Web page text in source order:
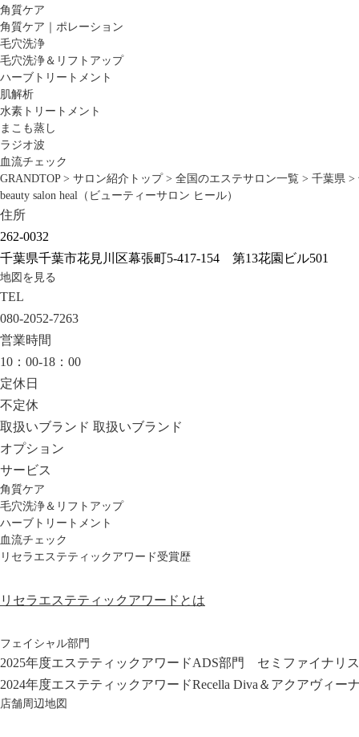
角質ケア
角質ケア｜ポレーション
毛穴洗浄
毛穴洗浄＆リフトアップ
ハーブトリートメント
肌解析
水素トリートメント
まこも蒸し
ラジオ波
血流チェック
GRANDTOP > サロン紹介トップ > 全国のエステサロン一覧 > 千葉県 >
beauty salon heal（ビューティーサロン ヒール）
住所
262-0032
千葉県千葉市花見川区幕張町5-417-154 第13花園ビル501
地図を見る
TEL
080-2052-7263
営業時間
10：00-18：00
定休日
不定休
取扱いブランド 取扱いブランド
オプション
サービス
角質ケア
毛穴洗浄＆リフトアップ
ハーブトリートメント
血流チェック
リセラエステティックアワード受賞歴
リセラエステティックアワードとは
フェイシャル部門
2025年度エステティックアワードADS部門 セミファイナリス
2024年度エステティックアワードRecella Diva＆アクアヴィ
店舗周辺地図